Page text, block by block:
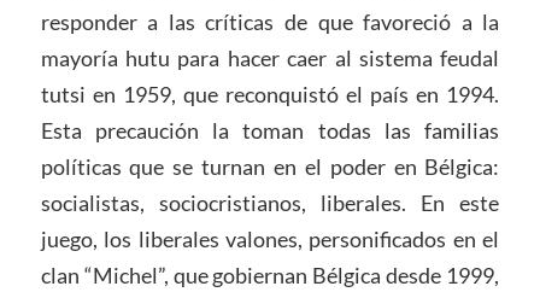
responder a las críticas de que favoreció a la
mayoría hutu para hacer caer al sistema feudal
tutsi en 1959, que reconquistó el país en 1994.
Esta precaución la toman todas las familias
políticas que se turnan en el poder en Bélgica:
socialistas, sociocristianos, liberales. En este
juego, los liberales valones, personificados en el
clan “Michel”, que gobiernan Bélgica desde 1999,